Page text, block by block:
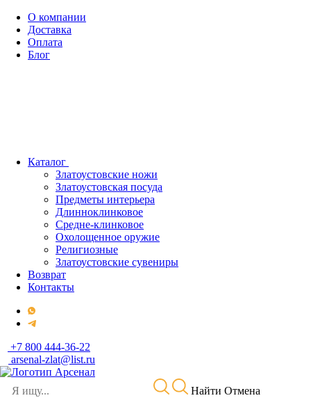
О компании
Доставка
Оплата
Блог
Каталог
Златоустовские ножи
Златоустовская посуда
Предметы интерьера
Длинноклинковое
Средне-клинковое
Охолощенное оружие
Религиозные
Златоустовские сувениры
Возврат
Контакты
+7 800 444-36-22
arsenal-zlat@list.ru
Найти Отмена